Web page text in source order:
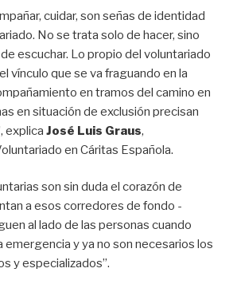
cuidar, son señas de identidad
No se trata solo de hacer, sino
escuchar. Lo propio del voluntariado
vínculo que se va fraguando en la
en tramos del camino en
en situación de exclusión precisan
explica José Luis Graus,
en Cáritas Española.
son sin duda el corazón de
a esos corredores de fondo -
al lado de las personas cuando
emergencia y ya no son necesarios los
y especializados”.